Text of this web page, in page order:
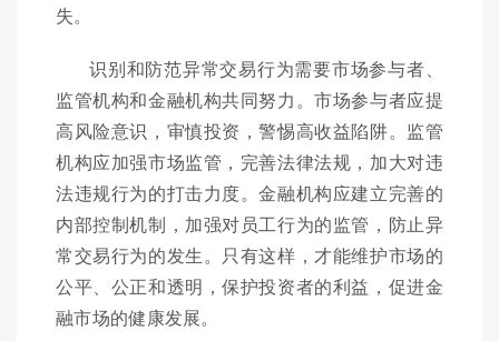
失。
识别和防范异常交易行为需要市场参与者、
监管机构和金融机构共同努力。市场参与者应提
高风险意识，审慎投资，警惕高收益陷阱。监管
机构应加强市场监管，完善法律法规，加大对违
法违规行为的打击力度。金融机构应建立完善的
内部控制机制，加强对员工行为的监管，防止异
常交易行为的发生。只有这样，才能维护市场的
公平、公正和透明，保护投资者的利益，促进金
融市场的健康发展。